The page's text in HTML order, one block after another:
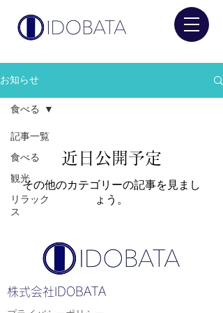
お知らせ
記事一覧
食べる
観光
リラック
ス
食べる
近日公開予定
その他のカテゴリーの記事を見まし
ょう。
​株式会社IDOBATA